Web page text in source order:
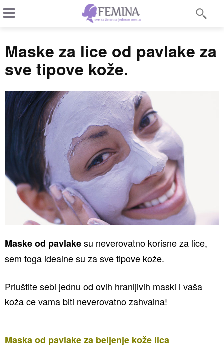
Maske za lice od pavlake za
sve tipove kože.
Maske od pavlakesu neverovatno korisne za lice,
sem toga idealne su za sve tipove kože.
Priuštite sebi jednu od ovih hranljivih maski i vaša
koža ce vama biti neverovatno zahvalna!
Maska od pavlake za beljenje kože lica